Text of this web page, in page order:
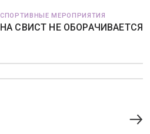
СПОРТИВНЫЕ МЕРОПРИЯТИЯ
НА СВИСТ НЕ ОБОРАЧИВАЕТСЯ